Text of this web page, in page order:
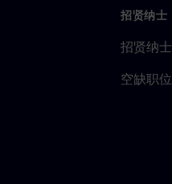
招贤纳士
招贤纳士
空缺职位